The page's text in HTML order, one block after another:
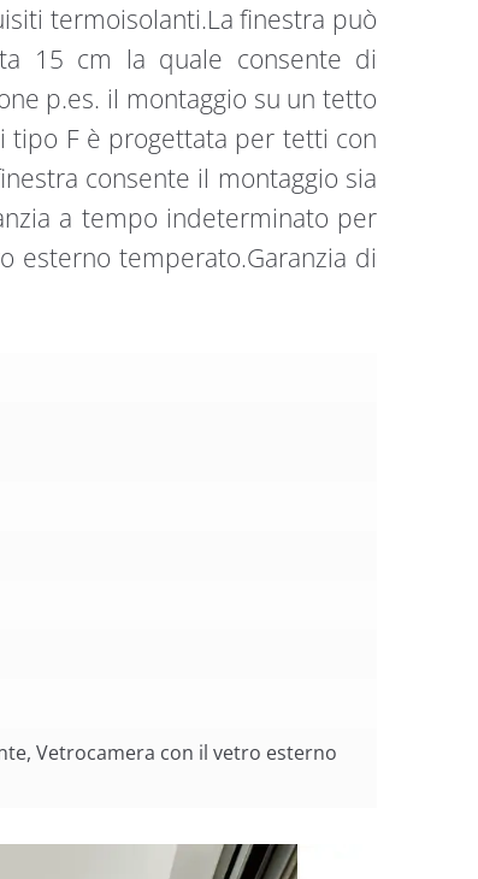
termoisolanti.La finestra può
15 cm la quale consente di
p.es. il montaggio su un tetto
tipo F è progettata per tetti con
consente il montaggio sia
a tempo indeterminato per
esterno temperato.Garanzia di
Vetrocamera con il vetro esterno